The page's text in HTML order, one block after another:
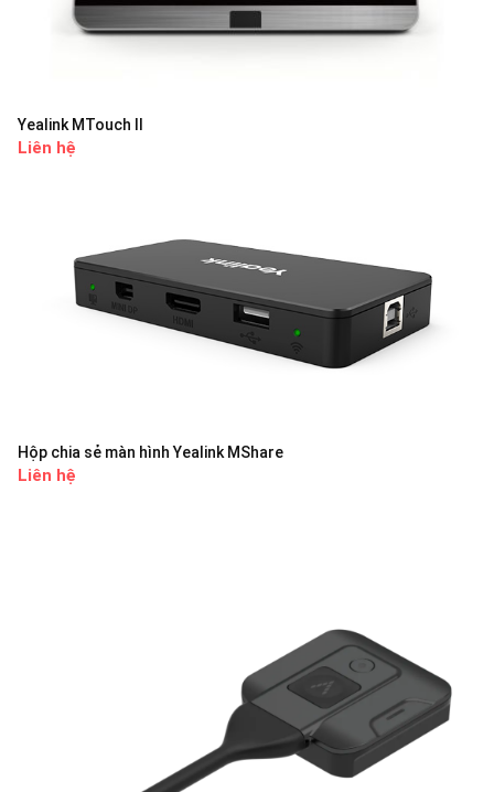
Yealink MTouch II
Liên hệ
Hộp chia sẻ màn hình Yealink MShare
Liên hệ